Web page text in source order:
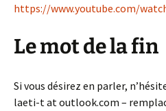
https://www.youtube.com/
Le mot de la fin
Si vous désirez en parler,
laeti-t at outlook.com –